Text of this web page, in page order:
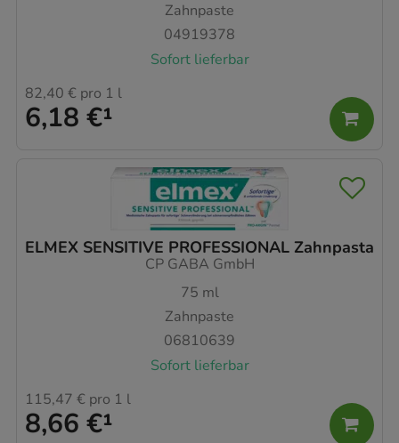
Zahnpaste
04919378
Sofort lieferbar
6,18 €¹
82,40 € pro 1 l
ELMEX SENSITIVE PROFESSIONAL Zahnpasta
CP GABA GmbH
75 ml
Zahnpaste
06810639
Sofort lieferbar
8,66 €¹
115,47 € pro 1 l